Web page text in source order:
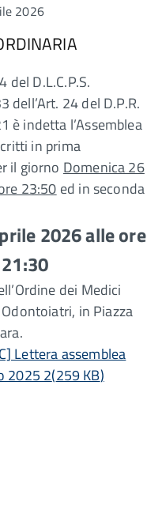
2026
del D.L.C.P.S.
dell’Art. 24 del D.P.R.
è indetta l’Assemblea
in prima
il giorno Domenica 26
23:50 ed in seconda
2026 alle ore
21:30
dei Medici
in Piazza
Lettera assemblea
2025 2(259 KB)